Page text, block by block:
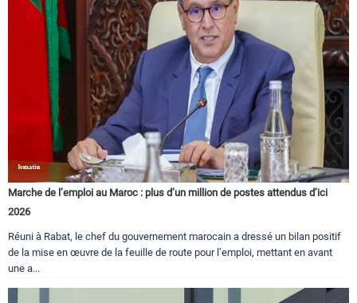
Marche de l’emploi au Maroc : plus d’un million de postes attendus d’ici
2026
Réuni à Rabat, le chef du gouvernement marocain a dressé un bilan positif
de la mise en œuvre de la feuille de route pour l’emploi, mettant en avant
une a...